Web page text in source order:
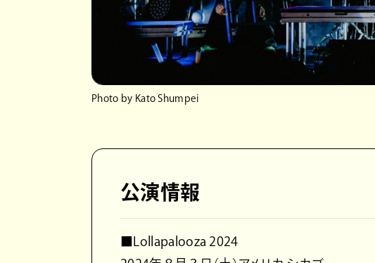
Photo by Kato Shumpei
公演情報
■Lollapalooza 2024